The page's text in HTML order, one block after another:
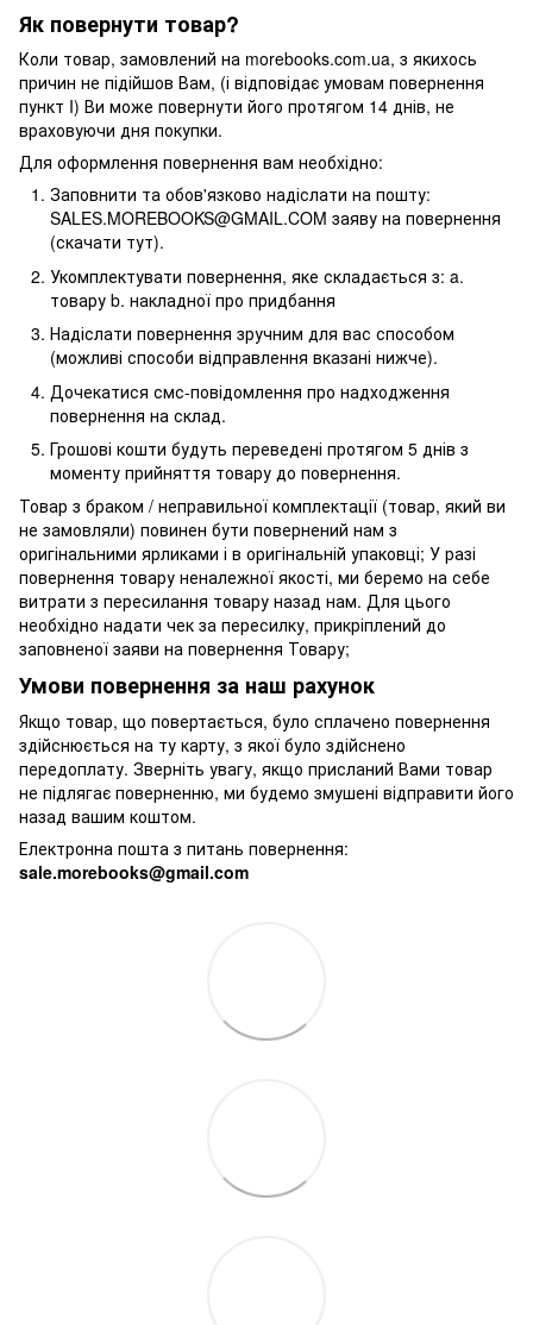
Як повернути товар?
Коли товар, замовлений на morebooks.com.ua, з якихось
причин не підійшов Вам, (і відповідає умовам повернення
пункт I) Ви може повернути його протягом 14 днів, не
враховуючи дня покупки.
Для оформлення повернення вам необхідно:
Заповнити та обов'язково надіслати на пошту:
SALES.MOREBOOKS@GMAIL.COM заяву на повернення
(скачати тут).
Укомплектувати повернення, яке складається з: a.
товару b. накладної про придбання
Надіслати повернення зручним для вас способом
(можливі способи відправлення вказані нижче).
Дочекатися смс-повідомлення про надходження
повернення на склад.
Грошові кошти будуть переведені протягом 5 днів з
моменту прийняття товару до повернення.
Товар з браком / неправильної комплектації (товар, який ви
не замовляли) повинен бути повернений нам з
оригінальними ярликами і в оригінальній упаковці; У разі
повернення товару неналежної якості, ми беремо на себе
витрати з пересилання товару назад нам. Для цього
необхідно надати чек за пересилку, прикріплений до
заповненої заяви на повернення Товару;
Умови повернення за наш рахунок
Якщо товар, що повертається, було сплачено повернення
здійснюється на ту карту, з якої було здійснено
передоплату. Зверніть увагу, якщо присланий Вами товар
не підлягає поверненню, ми будемо змушені відправити його
назад вашим коштом.
Електронна пошта з питань повернення:
sale.morebooks@gmail.com